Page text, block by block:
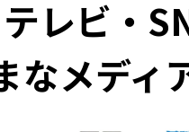
テレビ・
なメディ